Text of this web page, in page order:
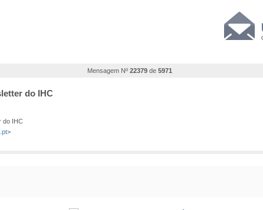
Mensagem Nº 22379 de 5971
do IHC
do IHC
>